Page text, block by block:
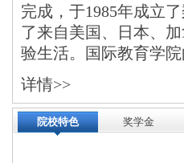
完成，于1985年成立
了来自美国、日本、
验生活。国际教育学
详情>>
院校特色 奖学金